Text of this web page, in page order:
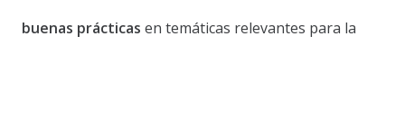
buenas prácticas en temáticas relevantes para la